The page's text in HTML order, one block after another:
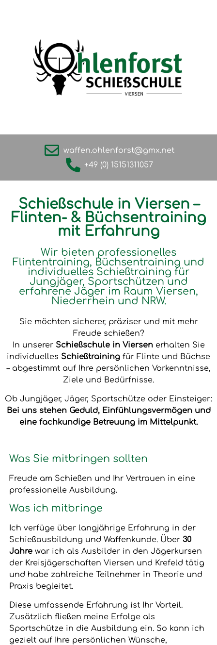
waffen.ohlenforst@gmx.net
+49 (0) 15151311057
Schießschule in Viersen –
Flinten- & Büchsentraining
mit Erfahrung
Wir bieten professionelles
Flintentraining, Büchsentraining und
individuelles Schießtraining für
Jungjäger, Sportschützen und
erfahrene Jäger im Raum Viersen,
Niederrhein und NRW.
Sie möchten sicherer, präziser und mit mehr
Freude schießen?
In unserer Schießschule in Viersenerhalten Sie
individuelles Schießtraining für Flinte und Büchse
– abgestimmt auf Ihre persönlichen Vorkenntnisse,
Ziele und Bedürfnisse.
Ob Jungjäger, Jäger, Sportschütze oder Einsteiger:
Bei uns stehen Geduld, Einfühlungsvermögen und
eine fachkundige Betreuung im Mittelpunkt.
Was Sie mitbringen sollten
Freude am Schießen und Ihr Vertrauen in eine
professionelle Ausbildung.
Was ich mitbringe
Ich verfüge über langjährige Erfahrung in der
Schießausbildung und Waffenkunde. Über 30
Jahrewar ich als Ausbilder in den Jägerkursen
der Kreisjägerschaften Viersen und Krefeld tätig
und habe zahlreiche Teilnehmer in Theorie und
Praxis begleitet.
Diese umfassende Erfahrung ist Ihr Vorteil.
Zusätzlich fließen meine Erfolge als
Sportschütze in die Ausbildung ein. So kann ich
gezielt auf Ihre persönlichen Wünsche,